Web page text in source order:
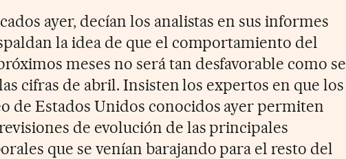
ayer, decían los analistas en sus informes
la idea de que el comportamiento del
meses no será tan desfavorable como se
cifras de abril. Insisten los expertos en que los
de Estados Unidos conocidos ayer permiten
de evolución de las principales
que se venían barajando para el resto del